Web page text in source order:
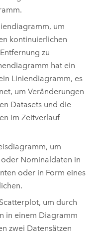
um
kontinuierlichen
zu
hat ein
Liniendiagramm, es
um Veränderungen
Datasets und die
im Zeitverlauf
um
Nominaldaten in
oder in Form eines
um durch
in einem Diagramm
zwei Datensätzen